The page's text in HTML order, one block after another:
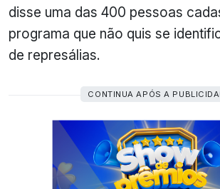
disse uma das 400 pessoas
programa que não quis se
de represálias.
CONTINUA APÓS A